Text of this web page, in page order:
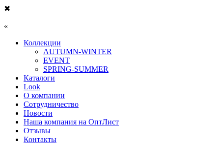
✖
«
Коллекции
AUTUMN-WINTER
EVENT
SPRING-SUMMER
Каталоги
Look
О компании
Сотрудничество
Новости
Наша компания на ОптЛист
Отзывы
Контакты